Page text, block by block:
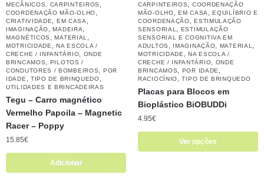
MECÂNICOS, CARPINTEIROS
COORDENAÇÃO MÃO-OLHO
CRIATIVIDADE EM CASA
IMAGINAÇÃO ,MADEIRA
MAGNÉTICOS ,MATERIAL
MOTRICIDADE ,NA ESCOLA /
CRECHE / INFANTÁRIO
ONDE
BRINCAMOS
PILOTOS /
CONDUTORES / BOMBEIROS
POR
IDADE
TIPO DE BRINQUEDO
UTILIDADES E BRINCADEIRAS
Tegu – Carro magnético
Vermelho Papoila – Magnetic
Racer – Poppy
15.85€
Adicionar
CARPINTEIROS
COORDENAÇÃO
MÃO-OLHO
,EM CASA ,EQUILÍBRIO E
COORDENAÇÃO
,ESTIMULAÇÃO
SENSORIAL
ESTIMULAÇÃO
SENSORIAL E COGNITIVA EM
ADULTOS
IMAGINAÇÃO MATERIAL
MOTRICIDADE ,NA ESCOLA /
CRECHE / INFANTÁRIO
ONDE
BRINCAMOS
POR IDADE
RACIOCÍNIO ,TIPO DE BRINQUEDO
Placas para Blocos em
Bioplástico BiOBUDDi
4.95€
Ver opções